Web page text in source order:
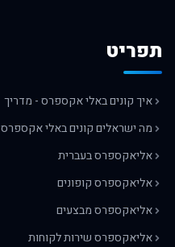
תפריט
איך קונים באלי אקספרס - מדריך
מה ישראלים קונים באלי אקספרס
אליאקספרס בעברית
אליאקספרס קופונים
אליאקספרס מבצעים
אליאקספרס שירות לקוחות